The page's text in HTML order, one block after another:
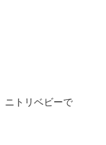
ニトリベビーで